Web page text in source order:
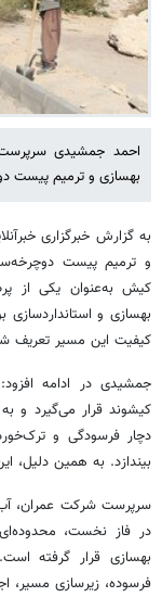
احمد جمشیدی
بهسازی و ترمیم پیست
به گزارش خبرگزاری
و ترمیم پیست
کیش به‌عنوان یکی از
بهسازی و استانداردسازی
کیفیت این مسیر تعریف
جمشیدی در ادامه
کیشوند قرار می‌گیرد و
دچار فرسودگی و
بیندازد. به همین دلیل،
سرپرست شرکت عمران،
در فاز نخست،
بهسازی قرار گرفته
فرسوده، زیرسازی